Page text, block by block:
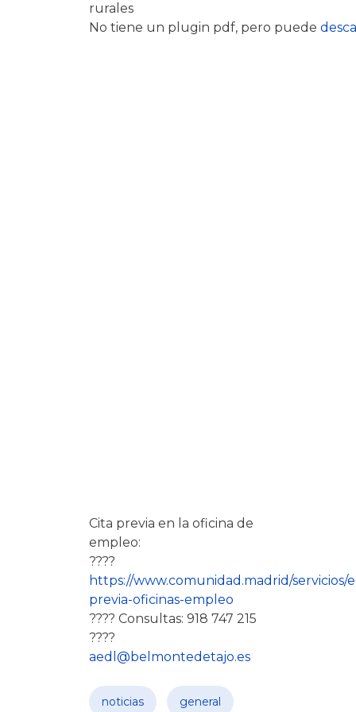
rurales
No tiene un plugin pdf, pero puede
Cita previa en la oficina de
empleo:
????
https://www.comunidad.madrid/servicios/
previa-oficinas-empleo
???? Consultas: 918 747 215
????
aedl@belmontedetajo.es
noticias general